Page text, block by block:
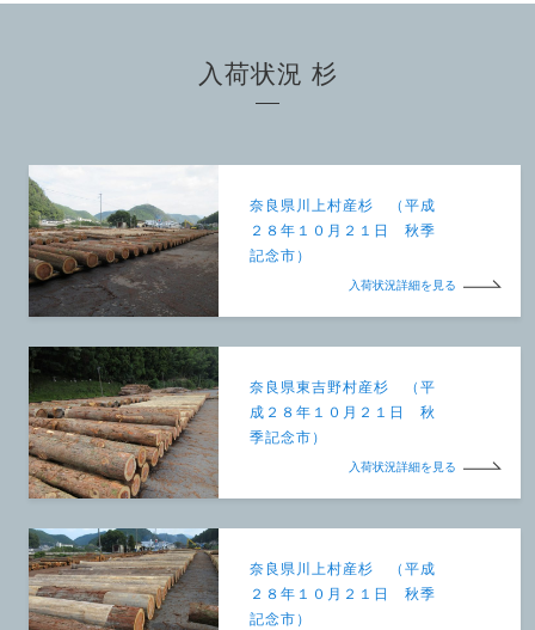
入荷状況 杉
奈良県川上村産杉 （平成
２８年１０月２１日 秋季
記念市）
入荷状況詳細を見る
奈良県東吉野村産杉 （平
成２８年１０月２１日 秋
季記念市）
入荷状況詳細を見る
奈良県川上村産杉 （平成
２８年１０月２１日 秋季
記念市）